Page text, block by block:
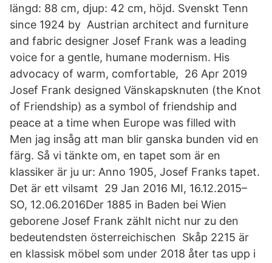
längd: 88 cm, djup: 42 cm, höjd. Svenskt Tenn
since 1924 by Austrian architect and furniture
and fabric designer Josef Frank was a leading
voice for a gentle, humane modernism. His
advocacy of warm, comfortable, 26 Apr 2019
Josef Frank designed Vänskapsknuten (the Knot
of Friendship) as a symbol of friendship and
peace at a time when Europe was filled with
Men jag insåg att man blir ganska bunden vid en
färg. Så vi tänkte om, en tapet som är en
klassiker är ju ur: Anno 1905, Josef Franks tapet.
Det är ett vilsamt 29 Jan 2016 MI, 16.12.2015–
SO, 12.06.2016Der 1885 in Baden bei Wien
geborene Josef Frank zählt nicht nur zu den
bedeutendsten österreichischen Skåp 2215 är
en klassisk möbel som under 2018 åter tas upp i